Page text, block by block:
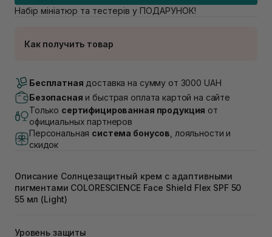
Набір мініатюр та тестерів у ПОДАРУНОК!
Как получить товар
В наличии
Самовывоз г. Луцк, Винниченка 4
Нет в наличии!
Самовывоз г. Львов, ул. Академика Подстригача,
1В (Duck's Lake)
В наличии
Самовывоз Львов (Ивана Франко 36)
Самовывоз г. Львов ул. Степана Бандеры 43
В наличии
Самовывоз Ровно
Бесплатная доставка на сумму от 3000 UAH
Безопасная и быстрая оплата картой на сайте
Только сертифицированная продукция от
официальных партнеров
Персональная система бонусов , лояльности и
скидок
Описание Солнцезащитный крем с адаптивными
пигментами COLORESCIENCE Face Shield Flex SPF 50
55 мл (Light)
Sunforgettable Total Protection Face Shield Flex SPF 50
Уровень защиты